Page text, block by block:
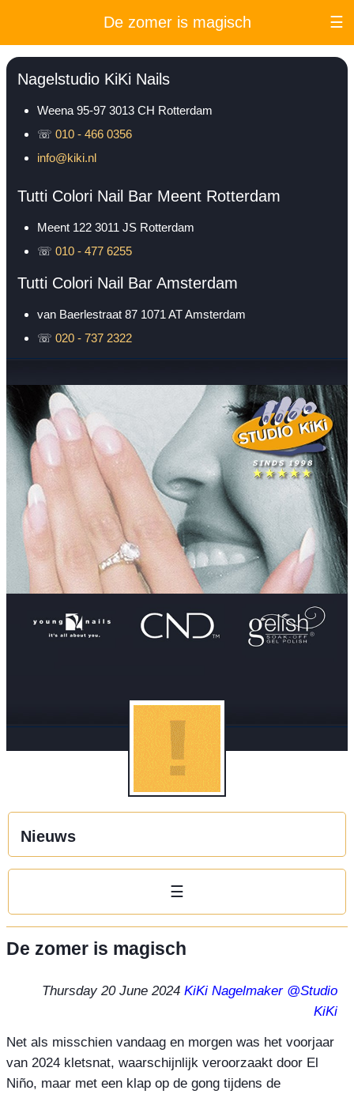
De zomer is magisch ☰
Nagelstudio KiKi Nails
Weena 95-97 3013 CH Rotterdam
☏010 - 466 0356
info@kiki.nl
Tutti Colori Nail Bar Meent Rotterdam
Meent 122 3011 JS Rotterdam
☏010 - 477 6255
Tutti Colori Nail Bar Amsterdam
van Baerlestraat 87 1071 ATAmsterdam
☏020 - 737 2322
Nieuws
☰
De zomer is magisch
Thursday 20 June 2024KiKi Nagelmaker @Studio
KiKi
Net als misschien vandaag en morgen was het voorjaar
van 2024 kletsnat, waarschijnlijk veroorzaakt door El
Niño, maar met een klap op de gong tijdens de